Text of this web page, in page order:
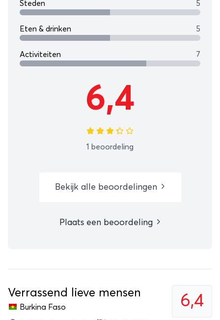
Steden 5
Eten & drinken 5
Activiteiten 7
6,4
1 beoordeling
Bekijk alle beoordelingen
Plaats een beoordeling
6,4
Verrassend lieve mensen
Burkina Faso